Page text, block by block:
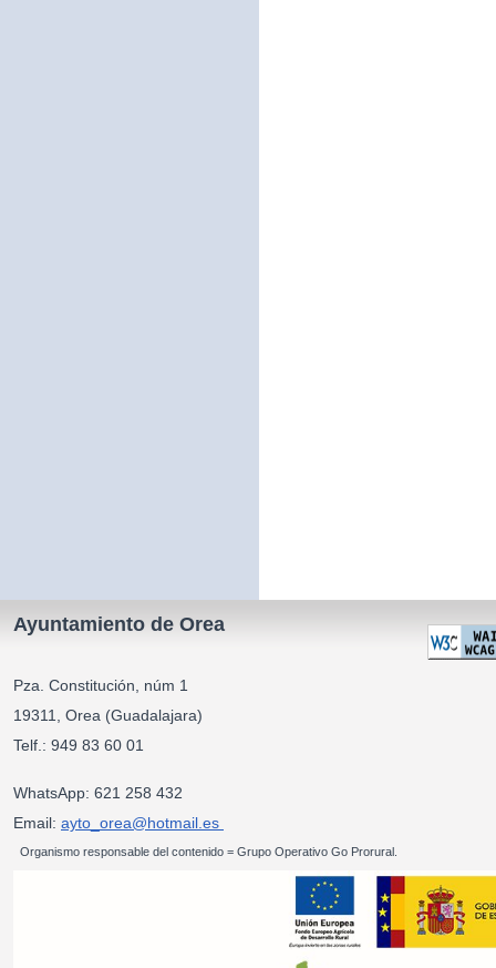
Ayuntamiento de Orea
Pza. Constitución, núm 1
19311, Orea (Guadalajara)
Telf.: 949 83 60 01
WhatsApp: 621 258 432
Email: ayto_orea@hotmail.es
Organismo responsable del contenido = Grupo Operativo Go Prorural.